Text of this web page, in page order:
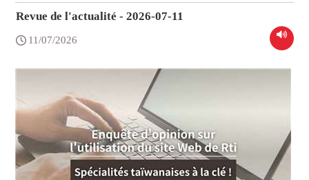
Revue de l'actualité - 2026-07-11
11/07/2026